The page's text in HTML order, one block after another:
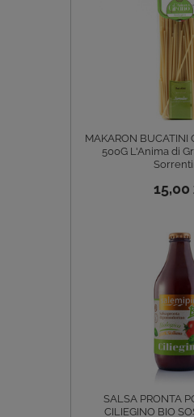
MAKARON BUCATINI
500G L'Anima di
15,00
SALSA PRONTA
CILIEGINO BIO